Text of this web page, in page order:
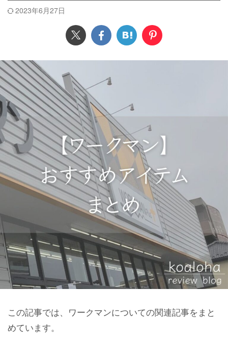
2023年6月27日
この記事では、ワークマンについての関連記事をまと
めています。